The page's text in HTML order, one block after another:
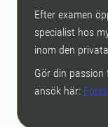
Efter examen
specialist hos
inom den
Gör din
ansök här: